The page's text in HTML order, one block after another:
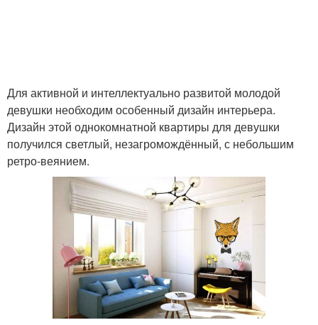
Для активной и интеллектуально развитой молодой
девушки необходим особенный дизайн интерьера.
Дизайн этой однокомнатной квартиры для девушки
получился светлый, незагромождённый, с небольшим
ретро-веянием.